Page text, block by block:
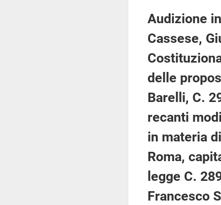
Audizione
Cassese,
delle
Barelli, C.
recanti
in materia
Roma,
legge C.
Francesco